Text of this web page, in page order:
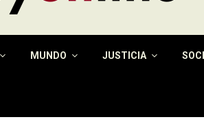
MUNDO JUSTICIA